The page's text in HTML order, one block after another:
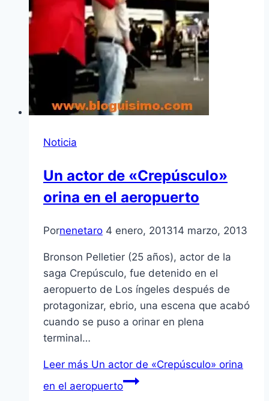
Noticia
Un actor de «Crepúsculo»
orina en el aeropuerto
Pornenetaro 4 enero, 201314 marzo, 2013
Bronson Pelletier (25 años), actor de la
saga Crepúsculo, fue detenido en el
aeropuerto de Los íngeles después de
protagonizar, ebrio, una escena que acabó
cuando se puso a orinar en plena
terminal…
Leer más Un actor de «Crepúsculo» orina
en el aeropuerto